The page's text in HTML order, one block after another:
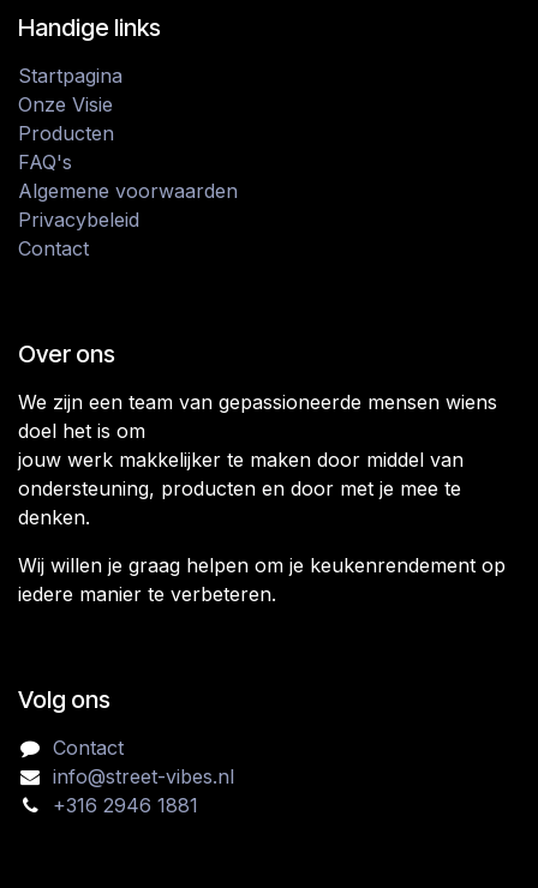
Handige links
Startpagina
Onze Visie
Producten
FAQ's
Algemene voorwaarden
Privacybeleid
Contact
Over ons
We zijn een team van gepassioneerde mensen wiens
doel het is om
jouw werk makkelijker te maken door middel van
ondersteuning, producten en door met je mee te
denken.
Wij willen je graag helpen om je keukenrendement op
iedere manier te verbeteren.
Volg ons
Contact
info@street-vibes.nl
+316 2946 1881